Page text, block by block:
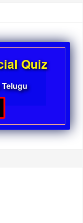
Quiz
Telugu